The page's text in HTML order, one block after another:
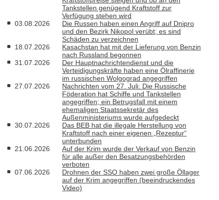
Tankstellen genügend Kraftstoff zur
Verfügung stehen wird
03.08.2026
Die Russen haben einen Angriff auf Dnipro
und den Bezirk Nikopol verübt; es sind
Schäden zu verzeichnen
18.07.2026
Kasachstan hat mit der Lieferung von Benzin
nach Russland begonnen
31.07.2026
Der Hauptnachrichtendienst und die
Verteidigungskräfte haben eine Ölraffinerie
im russischen Wolgograd angegriffen
27.07.2026
Nachrichten vom 27. Juli: Die Russische
Föderation hat Schiffe und Tankstellen
angegriffen; ein Betrugsfall mit einem
ehemaligen Staatssekretär des
Außenministeriums wurde aufgedeckt
30.07.2026
Das BEB hat die illegale Herstellung von
Kraftstoff nach einer eigenen „Rezeptur“
unterbunden
21.06.2026
Auf der Krim wurde der Verkauf von Benzin
für alle außer den Besatzungsbehörden
verboten
07.06.2026
Drohnen der SSO haben zwei große Öllager
auf der Krim angegriffen (beeindruckendes
Video)